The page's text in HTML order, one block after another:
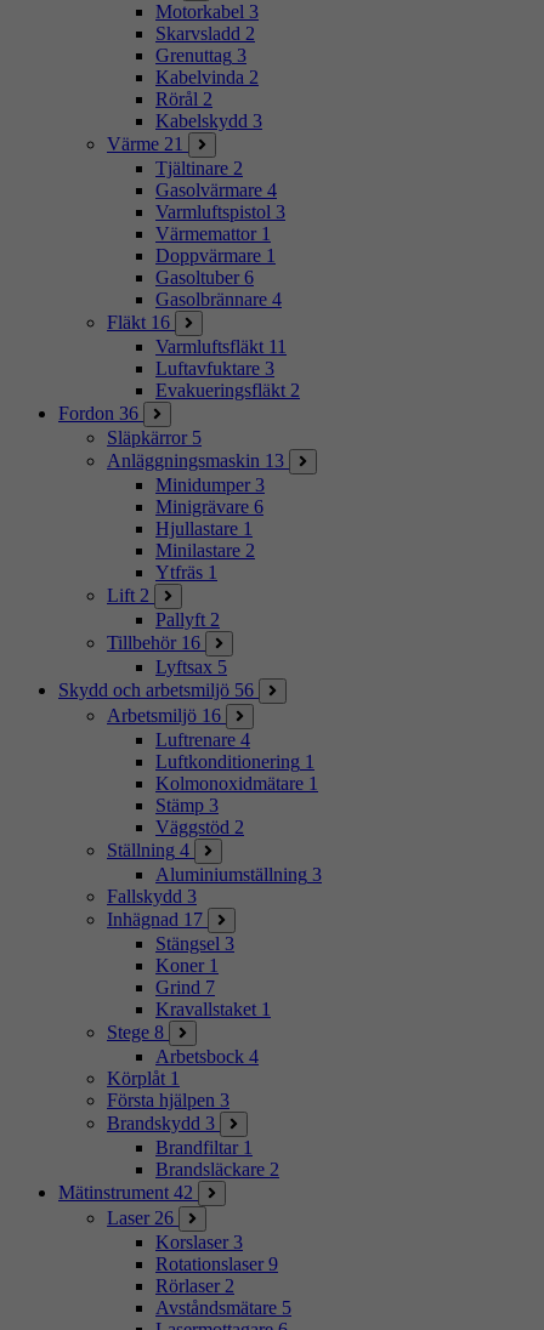
Motorkabel 3
Skarvsladd 2
Grenuttag 3
Kabelvinda 2
Rörål 2
Kabelskydd 3
Värme 21
Tjältinare 2
Gasolvärmare 4
Varmluftspistol 3
Värmemattor 1
Doppvärmare 1
Gasoltuber 6
Gasolbrännare 4
Fläkt 16
Varmluftsfläkt 11
Luftavfuktare 3
Evakueringsfläkt 2
Fordon 36
Släpkärror 5
Anläggningsmaskin 13
Minidumper 3
Minigrävare 6
Hjullastare 1
Minilastare 2
Ytfräs 1
Lift 2
Pallyft 2
Tillbehör 16
Lyftsax 5
Skydd och arbetsmiljö 56
Arbetsmiljö 16
Luftrenare 4
Luftkonditionering 1
Kolmonoxidmätare 1
Stämp 3
Väggstöd 2
Ställning 4
Aluminiumställning 3
Fallskydd 3
Inhägnad 17
Stängsel 3
Koner 1
Grind 7
Kravallstaket 1
Stege 8
Arbetsbock 4
Körplåt 1
Första hjälpen 3
Brandskydd 3
Brandfiltar 1
Brandsläckare 2
Mätinstrument 42
Laser 26
Korslaser 3
Rotationslaser 9
Rörlaser 2
Avståndsmätare 5